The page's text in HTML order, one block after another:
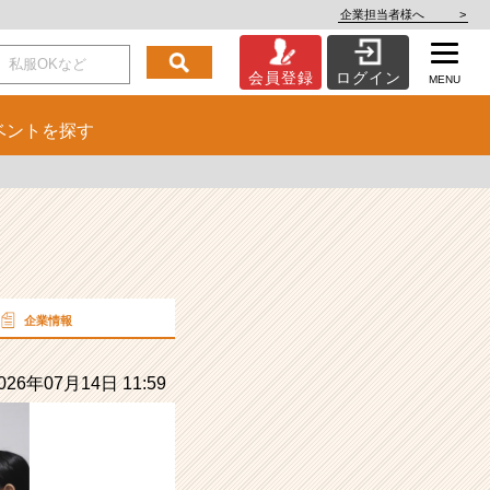
企業担当者様へ >
会員登録 ログイン MENU
ント を探す
企業情報
年07月14日 11:59